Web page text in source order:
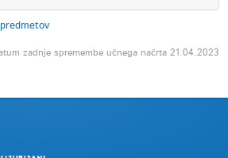
zadnje spremembe učnega načrta 21.04.2023